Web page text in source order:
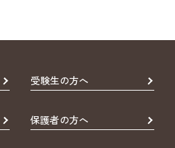
受験生の方へ
保護者の方へ